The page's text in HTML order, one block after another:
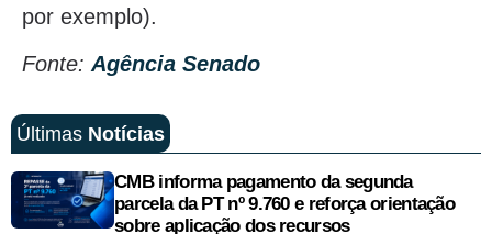
por exemplo).
Fonte: Agência Senado
Últimas Notícias
CMB informa pagamento da segunda
parcela da PT nº 9.760 e reforça orientação
sobre aplicação dos recursos